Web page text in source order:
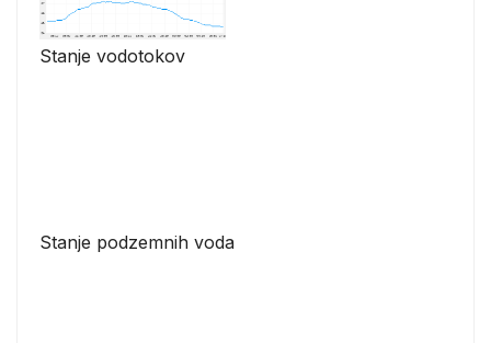
Stanje vodotokov
Stanje podzemnih voda